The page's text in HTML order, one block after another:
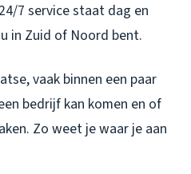
7 service staat dag en
in Zuid of Noord bent.
vaak binnen een paar
bedrijf kan komen en of
Zo weet je waar je aan